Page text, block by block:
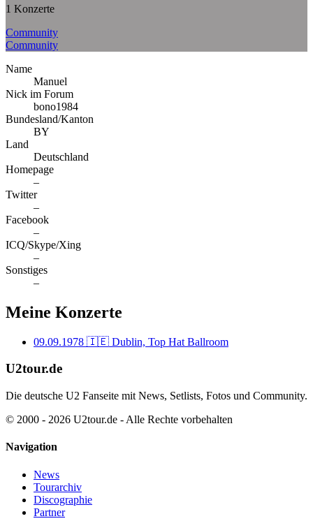
1 Konzerte
Community
Community
Name
Manuel
Nick im Forum
bono1984
Bundesland/Kanton
BY
Land
Deutschland
Homepage
–
Twitter
–
Facebook
–
ICQ/Skype/Xing
–
Sonstiges
–
Meine Konzerte
09.09.1978 🇮🇪 Dublin, Top Hat Ballroom
U2tour.de
Die deutsche U2 Fanseite mit News, Setlists, Fotos und Community.
© 2000 - 2026 U2tour.de - Alle Rechte vorbehalten
Navigation
News
Tourarchiv
Discographie
Partner